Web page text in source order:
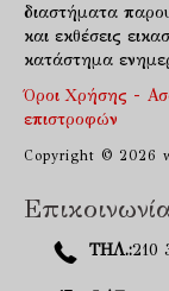
διαστήματα
και εκθέσεις
κατάστημα
Όροι Χρήσης -
επιστροφών
Copyright © 2026
ΤΗΛ.:210